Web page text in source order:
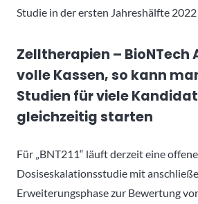
Studie in der ersten Jahreshälfte
Zelltherapien – BioNTech
volle Kassen, so kann
Studien für viele
gleichzeitig starten
Für „BNT211“ läuft derzeit eine
Dosiseskalationsstudie mit
Erweiterungsphase zur Bewertung